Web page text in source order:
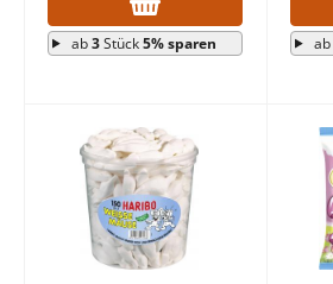
ab3Stück5% sparen ab